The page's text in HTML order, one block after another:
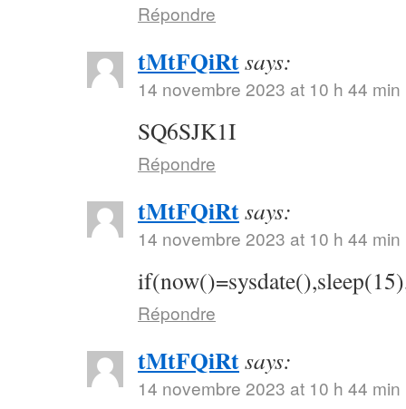
Répondre
tMtFQiRtsays:
14 novembre 2023 at 10 h 44 min
SQ6SJK1I
Répondre
tMtFQiRtsays:
14 novembre 2023 at 10 h 44 min
Répondre
tMtFQiRtsays:
14 novembre 2023 at 10 h 44 min